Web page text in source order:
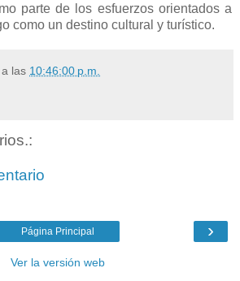
parte de los esfuerzos orientados a
como un destino cultural y turístico.
las 10:46:00 p.m.
›
Página Principal
Ver la versión web